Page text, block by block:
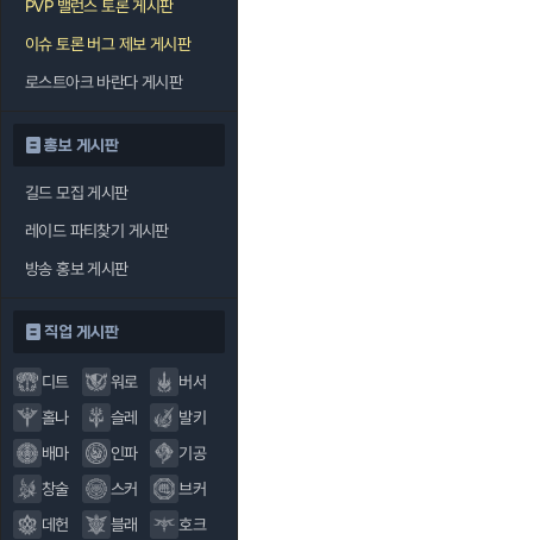
PVP 밸런스 토론 게시판
이슈 토론 버그 제보 게시판
로스트아크 바란다 게시판
홍보 게시판
길드 모집 게시판
레이드 파티찾기 게시판
방송 홍보 게시판
직업 게시판
디트 워로
버서
홀나
슬레
발키
배마
인파
기공
창술
스커
브커
데헌
블래
호크